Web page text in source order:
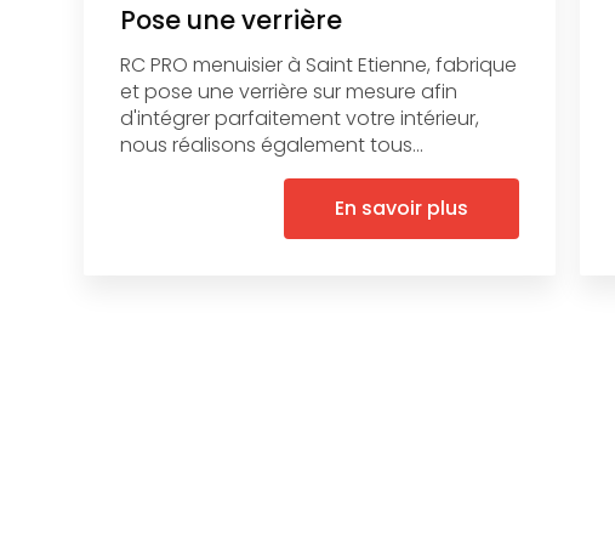
Pose une verrière
RC PRO menuisier à Saint Etienne, fabrique
et pose une verrière sur mesure afin
d'intégrer parfaitement votre intérieur,
nous réalisons également tous...
En savoir plus